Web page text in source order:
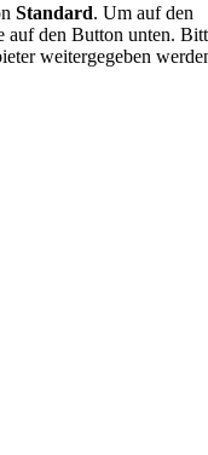
Standard. Um auf den
auf den Button unten.
weitergegeben